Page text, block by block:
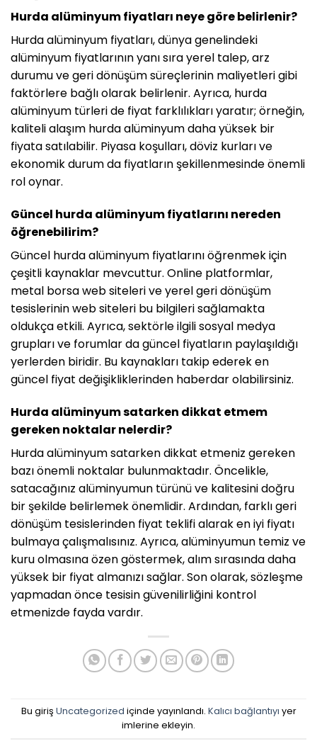
Hurda alüminyum fiyatları neye göre belirlenir?
Hurda alüminyum fiyatları, dünya genelindeki
alüminyum fiyatlarının yanı sıra yerel talep, arz
durumu ve geri dönüşüm süreçlerinin maliyetleri gibi
faktörlere bağlı olarak belirlenir. Ayrıca, hurda
alüminyum türleri de fiyat farklılıkları yaratır; örneğin,
kaliteli alaşım hurda alüminyum daha yüksek bir
fiyata satılabilir. Piyasa koşulları, döviz kurları ve
ekonomik durum da fiyatların şekillenmesinde önemli
rol oynar.
Güncel hurda alüminyum fiyatlarını nereden
öğrenebilirim?
Güncel hurda alüminyum fiyatlarını öğrenmek için
çeşitli kaynaklar mevcuttur. Online platformlar,
metal borsa web siteleri ve yerel geri dönüşüm
tesislerinin web siteleri bu bilgileri sağlamakta
oldukça etkili. Ayrıca, sektörle ilgili sosyal medya
grupları ve forumlar da güncel fiyatların paylaşıldığı
yerlerden biridir. Bu kaynakları takip ederek en
güncel fiyat değişikliklerinden haberdar olabilirsiniz.
Hurda alüminyum satarken dikkat etmem
gereken noktalar nelerdir?
Hurda alüminyum satarken dikkat etmeniz gereken
bazı önemli noktalar bulunmaktadır. Öncelikle,
satacağınız alüminyumun türünü ve kalitesini doğru
bir şekilde belirlemek önemlidir. Ardından, farklı geri
dönüşüm tesislerinden fiyat teklifi alarak en iyi fiyatı
bulmaya çalışmalısınız. Ayrıca, alüminyumun temiz ve
kuru olmasına özen göstermek, alım sırasında daha
yüksek bir fiyat almanızı sağlar. Son olarak, sözleşme
yapmadan önce tesisin güvenilirliğini kontrol
etmenizde fayda vardır.
Bu giriş Uncategorized içinde yayınlandı. Kalıcı bağlantıyı yer
imlerine ekleyin.